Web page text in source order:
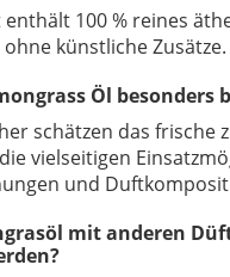
enthält 100 % reines
künstliche Zusätze.
Öl besonders
schätzen das frische
vielseitigen
und
mit anderen